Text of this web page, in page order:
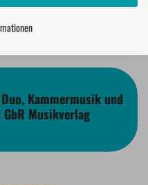
Kammermusik und
Musikverlag